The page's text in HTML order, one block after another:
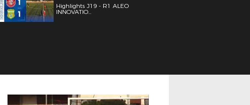
Highlights J19 - R1 ALEO
INNOVATIO...